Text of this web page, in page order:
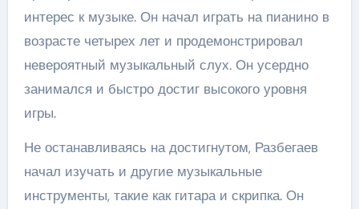
интерес к музыке. Он начал играть на пианино в
возрасте четырех лет и продемонстрировал
невероятный музыкальный слух. Он усердно
занимался и быстро достиг высокого уровня
игры.
Не останавливаясь на достигнутом, Разбегаев
начал изучать и другие музыкальные
инструменты, такие как гитара и скрипка. Он